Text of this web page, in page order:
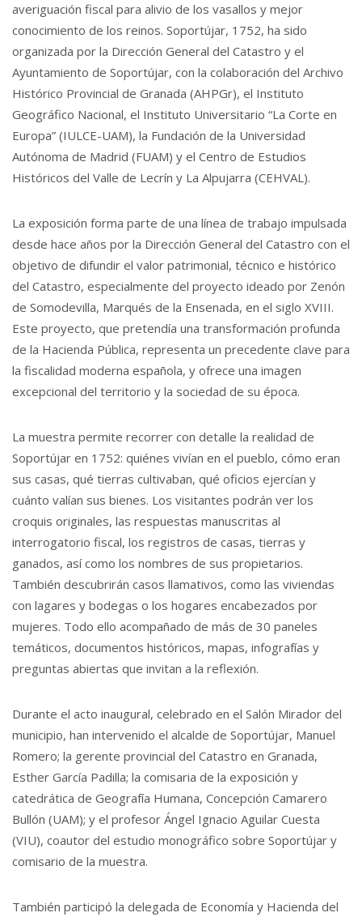
averiguación fiscal para alivio de los vasallos y mejor
conocimiento de los reinos. Soportújar, 1752, ha sido
organizada por la Dirección General del Catastro y el
Ayuntamiento de Soportújar, con la colaboración del Archivo
Histórico Provincial de Granada (AHPGr), el Instituto
Geográfico Nacional, el Instituto Universitario “La Corte en
Europa” (IULCE-UAM), la Fundación de la Universidad
Autónoma de Madrid (FUAM) y el Centro de Estudios
Históricos del Valle de Lecrín y La Alpujarra (CEHVAL).
La exposición forma parte de una línea de trabajo impulsada
desde hace años por la Dirección General del Catastro con el
objetivo de difundir el valor patrimonial, técnico e histórico
del Catastro, especialmente del proyecto ideado por Zenón
de Somodevilla, Marqués de la Ensenada, en el siglo XVIII.
Este proyecto, que pretendía una transformación profunda
de la Hacienda Pública, representa un precedente clave para
la fiscalidad moderna española, y ofrece una imagen
excepcional del territorio y la sociedad de su época.
La muestra permite recorrer con detalle la realidad de
Soportújar en 1752: quiénes vivían en el pueblo, cómo eran
sus casas, qué tierras cultivaban, qué oficios ejercían y
cuánto valían sus bienes. Los visitantes podrán ver los
croquis originales, las respuestas manuscritas al
interrogatorio fiscal, los registros de casas, tierras y
ganados, así como los nombres de sus propietarios.
También descubrirán casos llamativos, como las viviendas
con lagares y bodegas o los hogares encabezados por
mujeres. Todo ello acompañado de más de 30 paneles
temáticos, documentos históricos, mapas, infografías y
preguntas abiertas que invitan a la reflexión.
Durante el acto inaugural, celebrado en el Salón Mirador del
municipio, han intervenido el alcalde de Soportújar, Manuel
Romero; la gerente provincial del Catastro en Granada,
Esther García Padilla; la comisaria de la exposición y
catedrática de Geografía Humana, Concepción Camarero
Bullón (UAM); y el profesor Ángel Ignacio Aguilar Cuesta
(VIU), coautor del estudio monográfico sobre Soportújar y
comisario de la muestra.
También participó la delegada de Economía y Hacienda del